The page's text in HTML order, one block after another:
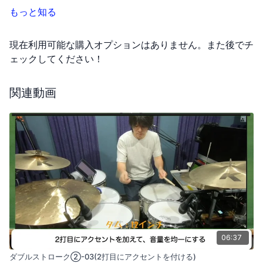
もっと知る
現在利用可能な購入オプションはありません。また後でチ
ェックしてください！
関連動画
06:37
ダブルストローク②-03(2打目にアクセントを付ける)